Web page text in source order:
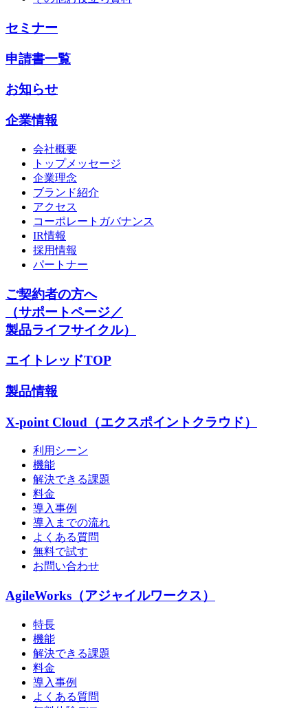
セミナー
申請書一覧
お知らせ
企業情報
会社概要
トップメッセージ
企業理念
ブランド紹介
アクセス
コーポレートガバナンス
IR情報
採用情報
パートナー
ご契約者の方へ
（サポートページ／
製品ライフサイクル）
エイトレッドTOP
製品情報
X-point Cloud（エクスポイントクラウド）
利用シーン
機能
解決できる課題
料金
導入事例
導入までの流れ
よくある質問
無料で試す
お問い合わせ
AgileWorks（アジャイルワークス）
特長
機能
解決できる課題
料金
導入事例
よくある質問